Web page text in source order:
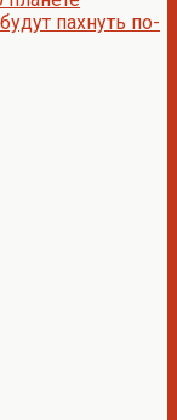
пахнуть по-